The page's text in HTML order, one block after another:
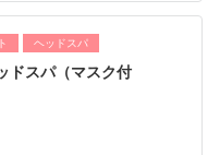
ヘッドスパ
ドスパ（マスク付